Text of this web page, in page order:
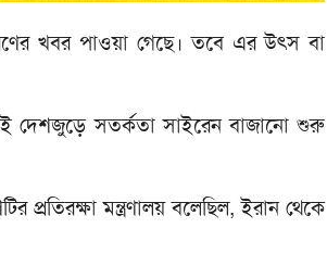
খবর পাওয়া গেছে। তবে এর উৎস বা
দেশজুড়ে সতর্কতা সাইরেন বাজানো শুরু
মন্ত্রণালয় বলেছিল, ইরান থেকে